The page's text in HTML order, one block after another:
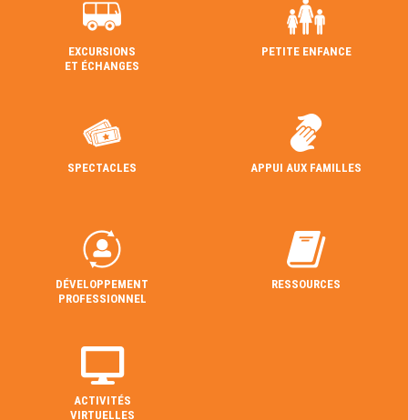
EXCURSIONS
ET ÉCHANGES
PETITE ENFANCE
SPECTACLES APPUI AUX FAMILLES
DÉVELOPPEMENT
PROFESSIONNEL
RESSOURCES
ACTIVITÉS
VIRTUELLES